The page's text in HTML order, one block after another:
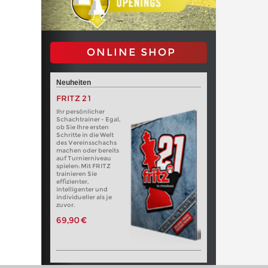
ONLINE SHOP
Neuheiten
FRITZ 21
Ihr persönlicher
Schachtrainer - Egal,
ob Sie Ihre ersten
Schritte in die Welt
des Vereinsschachs
machen oder bereits
auf Turnierniveau
spielen: Mit FRITZ
trainieren Sie
effizienter,
intelligenter und
individueller als je
zuvor.
69,90 €